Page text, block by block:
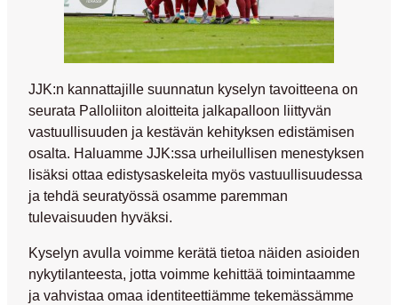
JJK:n kannattajille suunnatun kyselyn tavoitteena on
seurata Palloliiton aloitteita jalkapalloon liittyvän
vastuullisuuden ja kestävän kehityksen edistämisen
osalta. Haluamme JJK:ssa urheilullisen menestyksen
lisäksi ottaa edistysaskeleita myös vastuullisuudessa
ja tehdä seuratyössä osamme paremman
tulevaisuuden hyväksi.
Kyselyn avulla voimme kerätä tietoa näiden asioiden
nykytilanteesta, jotta voimme kehittää toimintaamme
ja vahvistaa omaa identiteettiämme tekemässämme